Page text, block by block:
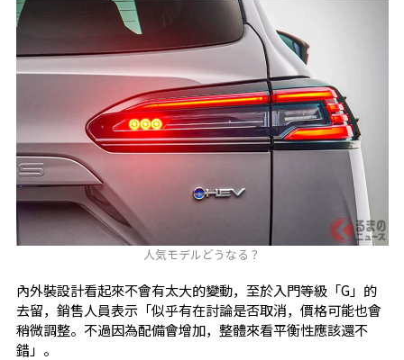
人気モデルどうなる？
內外裝設計看起來不會有太大的變動，至於入門等級「G」的
去留，銷售人員表示「似乎有在討論是否取消，價格可能也會
稍微調整。不過因為配備會增加，整體來看平衡性應該還不
錯」。